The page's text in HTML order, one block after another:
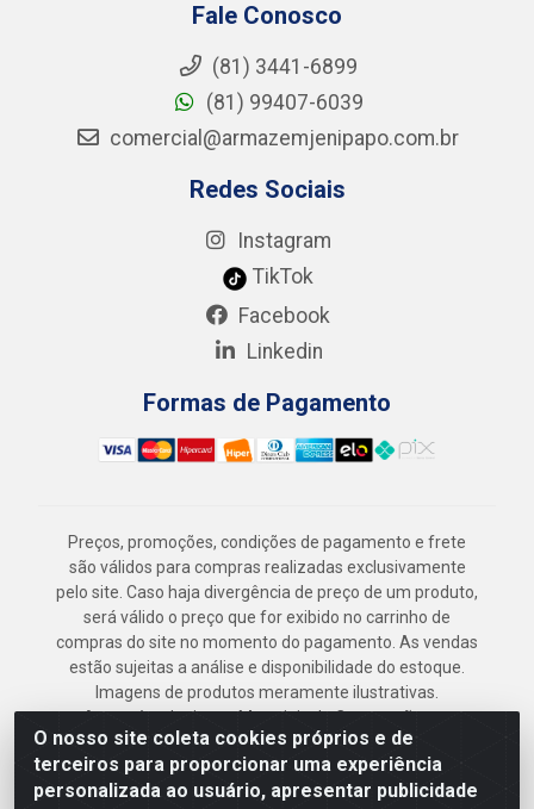
O nosso site coleta cookies próprios e de
terceiros para proporcionar uma experiência
personalizada ao usuário, apresentar publicidade
Fale Conosco
(81) 3441-6899
(81) 99407-6039
comercial@armazemjenipapo.com.br
Redes Sociais
Instagram
TikTok
Facebook
Linkedin
Formas de Pagamento
Preços, promoções, condições de pagamento e frete
são válidos para compras realizadas exclusivamente
pelo site. Caso haja divergência de preço de um produto,
será válido o preço que for exibido no carrinho de
compras do site no momento do pagamento. As vendas
estão sujeitas a análise e disponibilidade do estoque.
Imagens de produtos meramente ilustrativas.
Armazém Jenipapo Materiais de Construção em
Geral LTDA - Rua das Flores, 2691 - Guabiraba,
Recife/PE - CEP 52.291-630 - CNPJ
41.097.379/0001-